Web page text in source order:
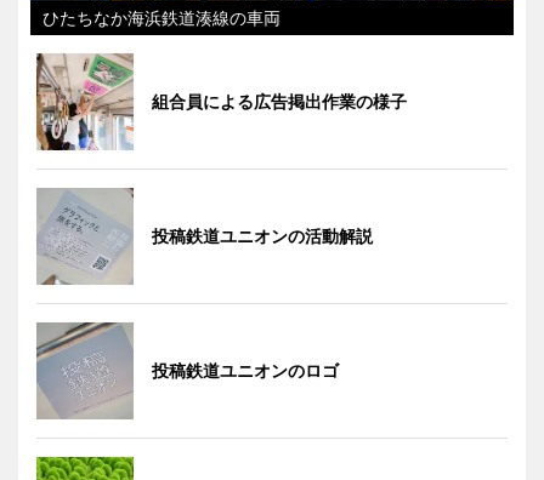
ひたちなか海浜鉄道湊線の車両
組合員による広告掲出作業の様子
投稿鉄道ユニオンの活動解説
投稿鉄道ユニオンのロゴ